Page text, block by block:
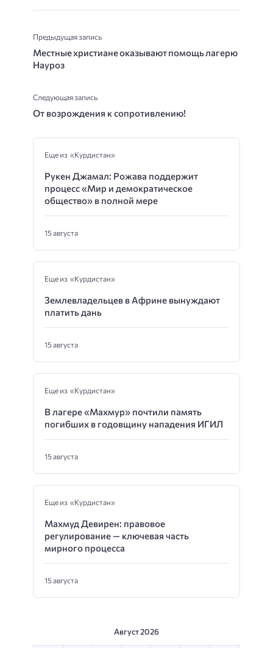
Предыдущая запись
Местные христиане оказывают помощь лагерю
Науроз
Следующая запись
От возрождения к сопротивлению!
Еще из «Курдистан»
Рукен Джамал: Рожава поддержит
процесс «Мир и демократическое
общество» в полной мере
15 августа
Еще из «Курдистан»
Землевладельцев в Африне вынуждают
платить дань
15 августа
Еще из «Курдистан»
В лагере «Махмур» почтили память
погибших в годовщину нападения ИГИЛ
15 августа
Еще из «Курдистан»
Махмуд Девирен: правовое
регулирование — ключевая часть
мирного процесса
15 августа
Август 2026